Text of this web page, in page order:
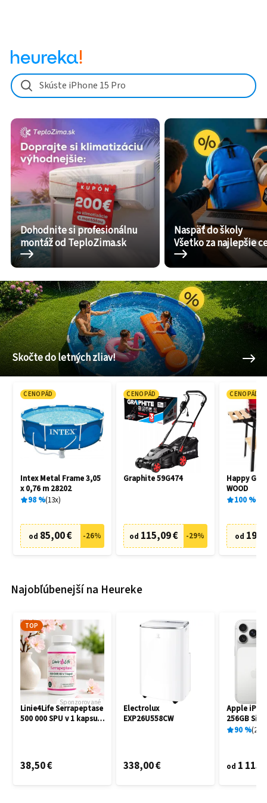
Skúste iPhone 15 Pro
Dohodnite si profesionálnu
montáž od TeploZima.sk
Naspäť do školy
Všetko za najlepšie
Skočte do letných zliav!
CENOPÁD
Intex Metal Frame 3,05
x 0,76 m 28202
98% 13x
od 85,00 € -26%
CENOPÁD
Graphite 59G474
od 115,09 € -29%
CENOPÁD
Happy
WOOD
100%
od
Najobľúbenejší na Heureke
TOP
Sponzorované
Linie4Life Serrapeptase
500 000 SPU v 1 kapsule
38,50 €
Electrolux
EXP26U558CW
338,00 €
Apple
256GB
90% 25
od 1